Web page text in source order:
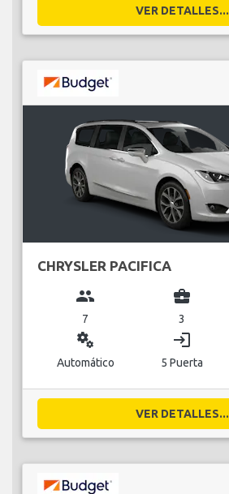
VER DETALLES...
CHRYSLER PACIFICA
group
7
business_center
3
miscellaneous_services
Automático
login
5 Puerta
VER DETALLES...